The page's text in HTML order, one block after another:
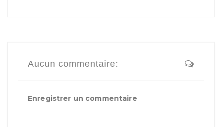
Aucun commentaire:
Enregistrer un commentaire